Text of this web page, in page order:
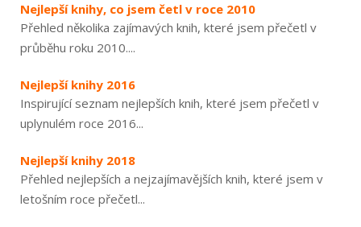
Nejlepší knihy, co jsem četl v roce 2010
Přehled několika zajímavých knih, které jsem přečetl v
průběhu roku 2010....
Nejlepší knihy 2016
Inspirující seznam nejlepších knih, které jsem přečetl v
uplynulém roce 2016...
Nejlepší knihy 2018
Přehled nejlepších a nejzajímavějších knih, které jsem v
letošním roce přečetl...